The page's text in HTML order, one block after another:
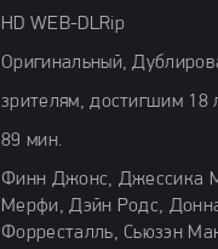
HD WEB-DLRip
Оригинальный,
зрителям, достигшим 18
89 мин.
Финн Джонс, Джессика
Мерфи, Дэйн Родс,
Форресталль, Сьюзэн